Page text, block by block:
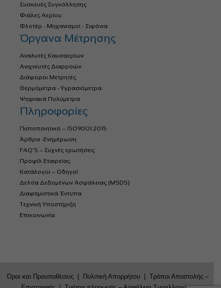
Συσκευές Συγκόλλησης
Φιάλες Αερίου
Φλοτέρ - Μηχανισμοί - Σιφόνια
Όργανα Μέτρησης
Αναλυτές Καυσαερίων
Ανιχνευτές Διαρροών
Διάφοροι Μετρητές
Θερμόμετρα - Υγρασιόμετρα
Ψηφιακά Πολύμετρα
Πληροφορίες
Πιστοποιητικό – ISO9001:2015
Άρθρα -Ενημέρωση
FAQ’S – Συχνές ερωτήσεις
Προφίλ Εταιρείας
Κατάλογοι – Οδηγοί
Δελτία Δεδομένων Ασφάλειας (MSDS)
Διαφημιστικά Έντυπα
Τεχνική Υποστήριξη
Επικοινωνία
Όροι και Προυποθέσεις Πολιτική Απορρήτου
Τρόποι Αποστολής –